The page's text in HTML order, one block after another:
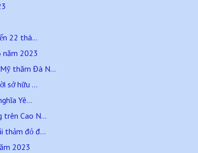
22 thá...
năm 2023
Mỹ thăm Đà N...
sở hữu ...
Yê...
trên Cao N...
thảm đỏ đ...
2023